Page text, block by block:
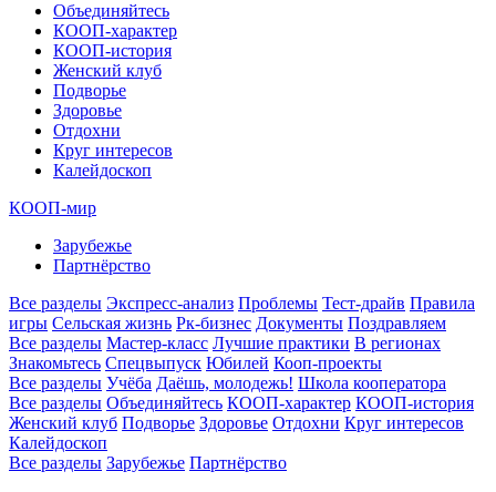
Объединяйтесь
КООП-характер
КООП-история
Женский клуб
Подворье
Здоровье
Отдохни
Круг интересов
Калейдоскоп
КООП-мир
Зарубежье
Партнёрство
Все разделы Экспресс-анализ Проблемы Тест-драйв Правила
игры Сельская жизнь Рк-бизнес Документы Поздравляем
Все разделы Мастер-класс Лучшие практики В регионах
Знакомьтесь Спецвыпуск Юбилей Кооп-проекты
Все разделы Учёба Даёшь, молодежь! Школа кооператора
Все разделы Объединяйтесь КООП-характер КООП-история
Женский клуб Подворье Здоровье Отдохни Круг интересов
Калейдоскоп
Все разделы Зарубежье Партнёрство